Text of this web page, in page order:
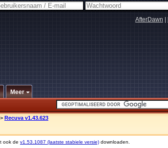
AfterDawn
Meer
> Recuva v1.43.623
ook de v1.53.1087 (laatste stabiele versie) downloaden.